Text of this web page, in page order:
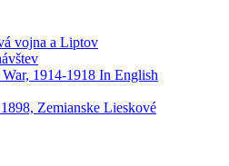
vojna a Liptov
1914-1918 In English
Zemianske Lieskové